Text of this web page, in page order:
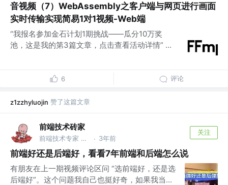
音视频（7）WebAssembly之客户端与网页进行画面
实时传输实现简易1对1视频-Web端
“我报名参加金石计划1期挑战——瓜分10万奖
池，这是我的第3篇文章，点击查看活动详情” ...
6 评论
z1zzhyluojin 赞了这篇文章
前端技术砖家
前端技术专家 @前蚂蚁集团 · 3年前
关注
前端好还是后端好，看看7年前端和后端怎么说
有朋友在上一期视频评论区问 “选前端好，还是选
后端好”。这个问题我自己也挺好奇，如果我当...